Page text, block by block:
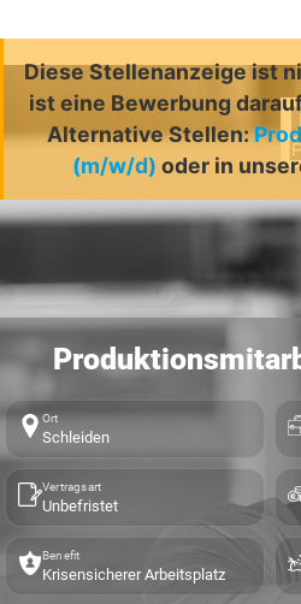
Diese Stellenanzeige ist
ist eine Bewerbung
Alternative Stellen:
(m/w/d) oder in
Ort
Schleiden
Vertragsart
Unbefristet
Benefit
Krisensicherer Arbeitsplatz